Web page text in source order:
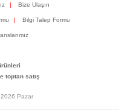
| Bize Ulaşın
| Bilgi Talep Formu
toptan satış
Pazar